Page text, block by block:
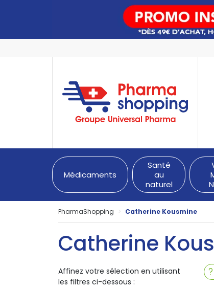
PharmaShopping
Médicaments
Santé
au
naturel
PharmaShopping Catherine Kousmine
Catherine
Affinez votre sélection en utilisant
les filtres ci-dessous :